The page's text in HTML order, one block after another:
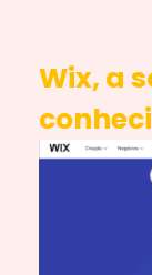
Wix, a